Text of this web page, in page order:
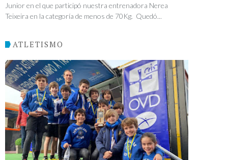
Junior en el que participó nuestra entrenadora Nerea
Teixeira en la categoría de menos de 70Kg. Quedó...
ATLETISMO